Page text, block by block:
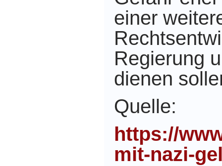
einer
Regierung
dienen
Quelle:
https://
mit-nazi-